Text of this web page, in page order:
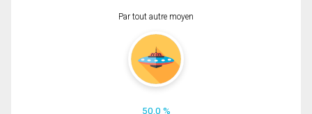
Par tout autre moyen
50.0 %